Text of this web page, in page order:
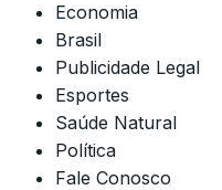
Economia
Brasil
Publicidade Legal
Esportes
Saúde Natural
Política
Fale Conosco